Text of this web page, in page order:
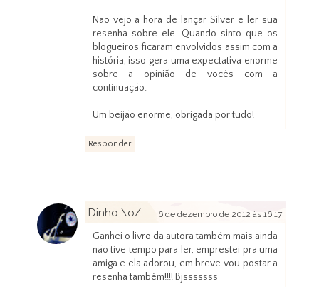
Não vejo a hora de lançar Silver e ler sua
resenha sobre ele. Quando sinto que os
blogueiros ficaram envolvidos assim com a
história, isso gera uma expectativa enorme
sobre a opinião de vocês com a
continuação.
Um beijão enorme, obrigada por tudo!
Responder
Dinho \o/ 6 de dezembro de 2012 às 16:17
Ganhei o livro da autora também mais ainda
não tive tempo para ler, emprestei pra uma
amiga e ela adorou, em breve vou postar a
resenha também!!!! Bjsssssss